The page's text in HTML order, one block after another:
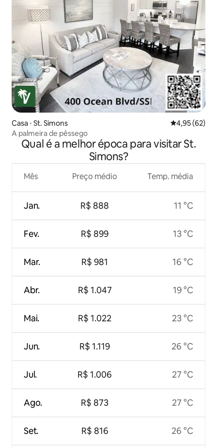
Casa ⋅ St. Simons 4,95 de uma
4,95 (62)
A palmeira de pêssego
Qual é a melhor época para visitar St.
Simons?
Mês
Jan.
Fev.
Mar.
Abr.
Mai.
Jun.
Jul.
Ago.
Set.
Preço médio
R$ 888
R$ 899
R$ 981
R$ 1.047
R$ 1.022
R$ 1.119
R$ 1.006
R$ 873
R$ 816
Temp. média
11 °C
13 °C
16 °C
19 °C
23 °C
26 °C
27 °C
27 °C
26 °C